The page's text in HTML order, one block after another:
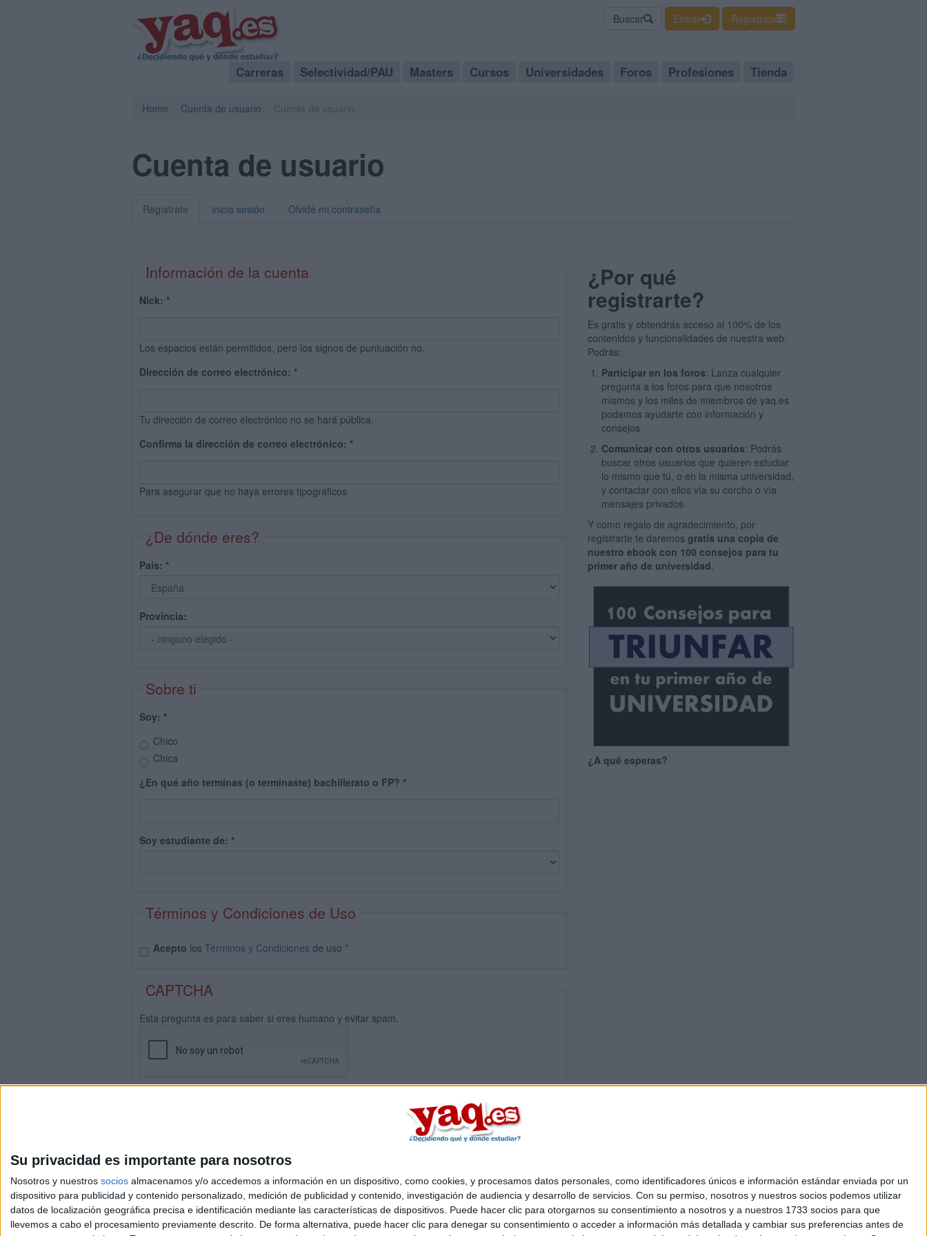
Su privacidad es importante para nosotros
Nosotros y nuestros socios almacenamos y/o accedemos a información en un dispositivo, como cookies, y procesamos datos personales, como identificadores únicos e información estándar enviada por un
dispositivo para publicidad y contenido personalizado, medición de publicidad y contenido, investigación de audiencia y desarrollo de servicios. Con su permiso, nosotros y nuestros socios podemos utilizar
datos de localización geográfica precisa e identificación mediante las características de dispositivos. Puede hacer clic para otorgarnos su consentimiento a nosotros y a nuestros 1733 socios para que
llevemos a cabo el procesamiento previamente descrito. De forma alternativa, puede hacer clic para denegar su consentimiento o acceder a información más detallada y cambiar sus preferencias antes de
Buscar Entrar Regístrate
Carreras Selectividad/PAU Masters Cursos Universidades Foros Profesiones Tienda
Home Cuenta de usuario
Cuenta de usuario
Regístrate inicia sesión Olvidé mi contraseña
Información de la cuenta
Nick: *
Los espacios están permitidos, pero los signos de puntuación no.
Dirección de correo electrónico: *
Tu dirección de correo electrónico no se hará pública.
Confirma la dirección de correo electrónico: *
Para asegurar que no haya errores tipográficos
¿De dónde eres?
País: *
Provincia:
Sobre ti
Soy: *
Chico
Chica
¿En qué año terminas (o terminaste) bachillerato o FP? *
Soy estudiante de: *
Términos y Condiciones de Uso
Acepto los Términos y Condiciones de uso *
CAPTCHA
Esta pregunta es para saber si eres humano y evitar spam.
¿Por qué
registrarte?
Es gratis y obtendrás acceso al 100% de los
contenidos y funcionalidades de nuestra web.
Podrás:
Participar en los foros: Lanza cualquier
pregunta a los foros para que nosotros
mismos y los miles de miembros de yaq.es
podamos ayudarte con información y
consejos
Comunicar con otros usuarios: Podrás
buscar otros usuarios que quieren estudiar
lo mismo que tú, o en la misma universidad,
y contactar con ellos vía su corcho o vía
mensajes privados.
Y como regalo de agradecimiento, por
registrarte te daremosgratis una copia de
nuestro ebook con 100 consejos para tu
primer año de universidad.
¿A qué esperas?
Quiénes somos |Contactar| Anúnciate
Aviso legal|Politica de privacidad|Condiciones generales|Política de cookies